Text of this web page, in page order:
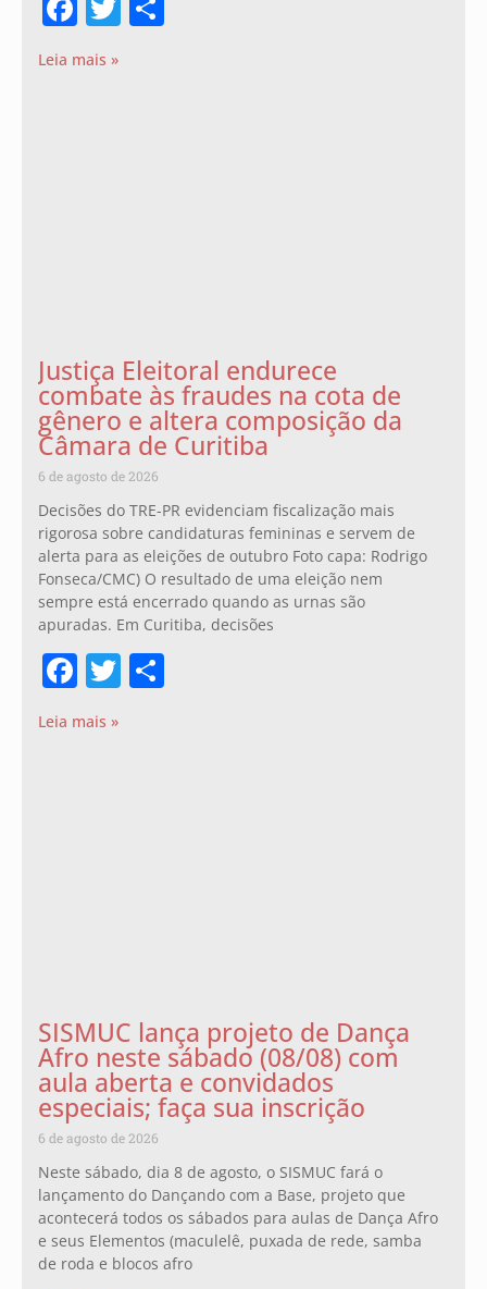
Facebook
Twitter
Leia mais »
Justiça Eleitoral endurece
combate às fraudes na cota de
gênero e altera composição da
Câmara de Curitiba
6 de agosto de 2026
Decisões do TRE-PR evidenciam fiscalização mais
rigorosa sobre candidaturas femininas e servem de
alerta para as eleições de outubro Foto capa: Rodrigo
Fonseca/CMC) O resultado de uma eleição nem
sempre está encerrado quando as urnas são
apuradas. Em Curitiba, decisões
Facebook
Twitter
Leia mais »
SISMUC lança projeto de Dança
Afro neste sábado (08/08) com
aula aberta e convidados
especiais; faça sua inscrição
6 de agosto de 2026
Neste sábado, dia 8 de agosto, o SISMUC fará o
lançamento do Dançando com a Base, projeto que
acontecerá todos os sábados para aulas de Dança Afro
e seus Elementos (maculelê, puxada de rede, samba
de roda e blocos afro